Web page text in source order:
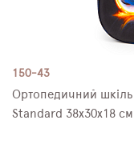
150-43
Ортопедичний
Standard 38х30х18